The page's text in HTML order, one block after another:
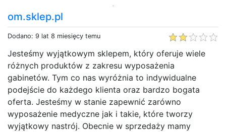
om.sklep.pl
Dodano: 9 lat 8 miesięcy temu
Jesteśmy wyjątkowym sklepem, który oferuje wiele
różnych produktów z zakresu wyposażenia
gabinetów. Tym co nas wyróżnia to indywidualne
podejście do każdego klienta oraz bardzo bogata
oferta. Jesteśmy w stanie zapewnić zarówno
wyposażenie medyczne jak i takie, które tworzy
wyjątkowy nastrój. Obecnie w sprzedaży mamy